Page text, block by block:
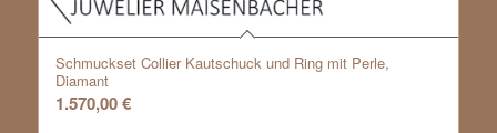
Schmuckset Collier Kautschuck und Ring mit Perle,
Diamant
1.570,00€